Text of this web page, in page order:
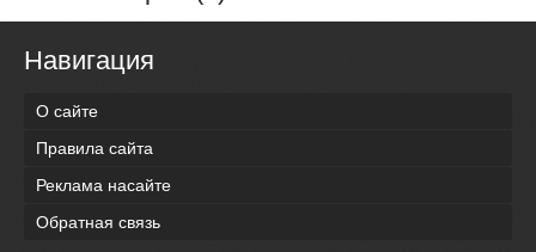
Навигация
О сайте
Правила сайта
Реклама насайте
Обратная связь